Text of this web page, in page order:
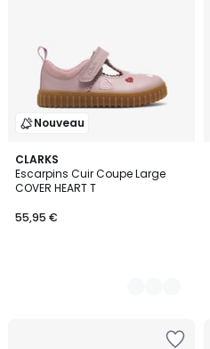
Nouveau
CLARKS
Escarpins Cuir Coupe Large
COVER HEART T
55,95 €
2
Couleurs